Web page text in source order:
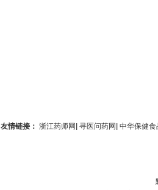
友情链接： 浙江药师网| 寻医问药网| 中华保健食